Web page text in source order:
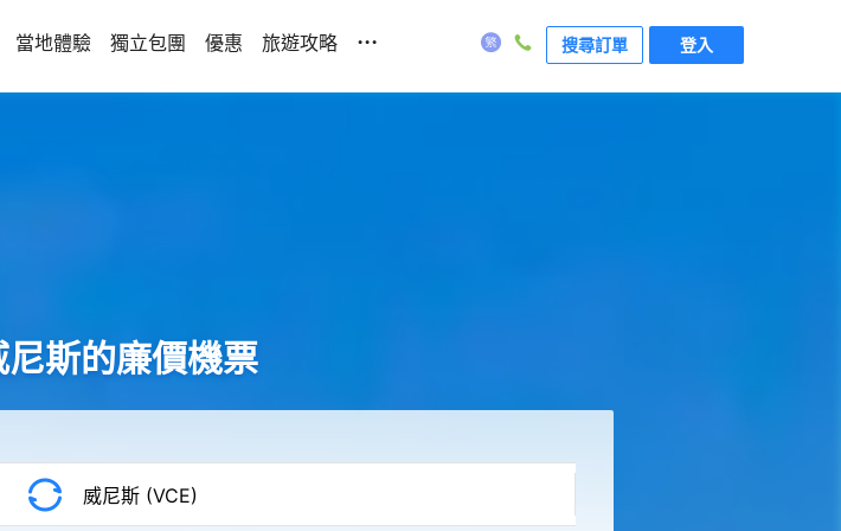
當地體驗 獨立包團 優惠 旅遊攻略 ... 搜尋訂單 登入
斯的廉價機票